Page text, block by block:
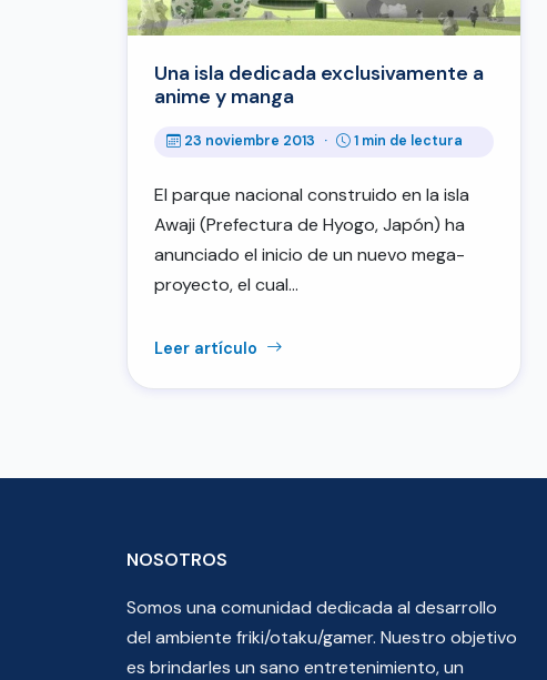
Una isla dedicada exclusivamente a
anime y manga
23 noviembre 2013 · 1 min de lectura
El parque nacional construido en la isla
Awaji (Prefectura de Hyogo, Japón) ha
anunciado el inicio de un nuevo mega-
proyecto, el cual…
Leer artículo
NOSOTROS
Somos una comunidad dedicada al desarrollo
del ambiente friki/otaku/gamer. Nuestro objetivo
es brindarles un sano entretenimiento, un